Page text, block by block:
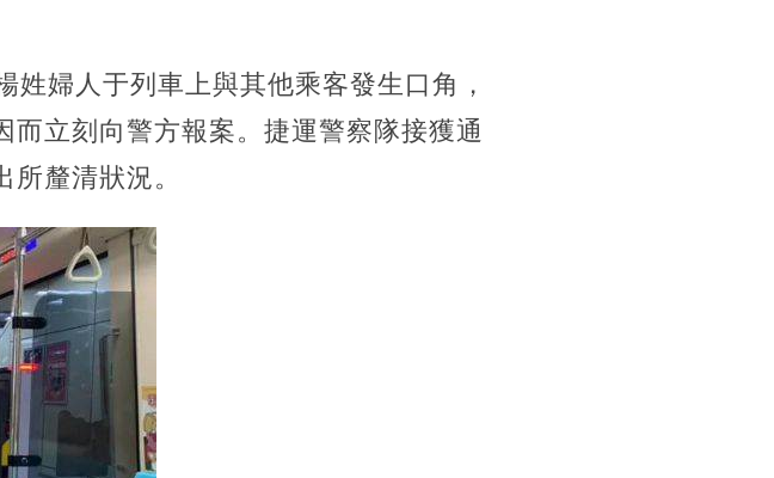
婦人于列車上與其他乘客發生口角，
立刻向警方報案。捷運警察隊接獲通
釐清狀況。